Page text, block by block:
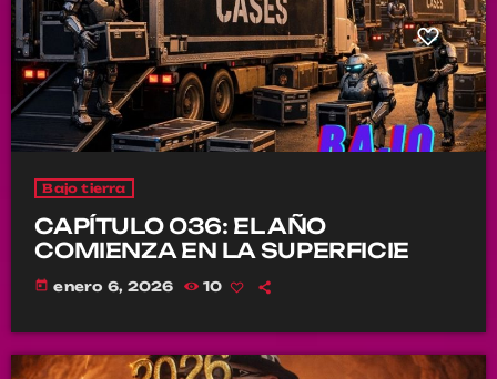
Bajo tierra
CAPÍTULO 036: EL AÑO
COMIENZA EN LA SUPERFICIE
today enero 6, 2026 10